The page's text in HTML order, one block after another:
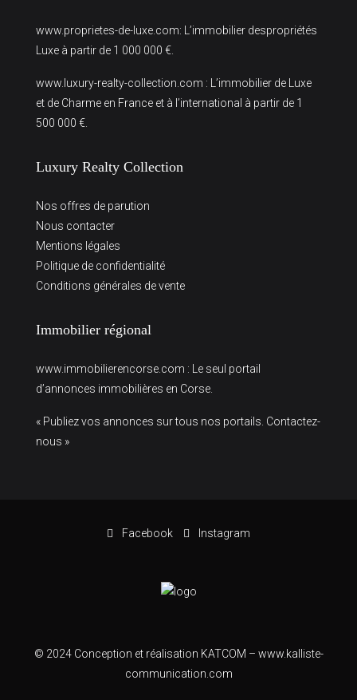
www.proprietes-de-luxe.com: L’immobilier despropriétés
Luxe à partir de 1 000 000 €.
www.luxury-realty-collection.com : L’immobilier de Luxe
et de Charme en France et à l’international à partir de 1
500 000 €.
Luxury Realty Collection
Nos offres de parution
Nous contacter
Mentions légales
Politique de confidentialité
Conditions générales de vente
Immobilier régional
www.immobilierencorse.com : Le seul portail
d’annonces immobilières en Corse.
« Publiez vos annonces sur tous nos portails. Contactez-
nous »
Facebook Instagram
© 2024 Conception et réalisation KATCOM – www.kalliste-
communication.com